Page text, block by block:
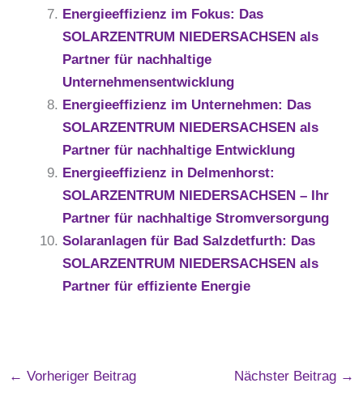
Energieeffizienz im Fokus: Das
SOLARZENTRUM NIEDERSACHSEN als
Partner für nachhaltige
Unternehmensentwicklung
Energieeffizienz im Unternehmen: Das
SOLARZENTRUM NIEDERSACHSEN als
Partner für nachhaltige Entwicklung
Energieeffizienz in Delmenhorst:
SOLARZENTRUM NIEDERSACHSEN – Ihr
Partner für nachhaltige Stromversorgung
Solaranlagen für Bad Salzdetfurth: Das
SOLARZENTRUM NIEDERSACHSEN als
Partner für effiziente Energie
← Vorheriger Beitrag Nächster Beitrag →